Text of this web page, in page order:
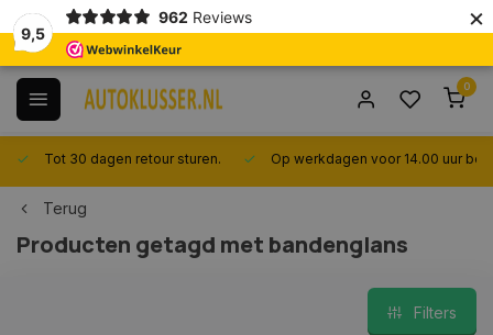
9,5
962 Reviews ×
0
Tot 30 dagen retour sturen. Op werkdagen voor 14.00 uur
Terug
Producten getagd met bandenglans
Filters